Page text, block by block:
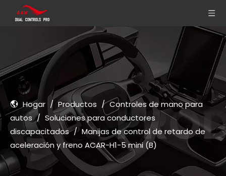
Hogar / Productos / Controles de mano para
autos / Soluciones para conductores
discapacitados / Manijas de control de retardo de
aceleración y freno ACAR-H1-5 mini (B)